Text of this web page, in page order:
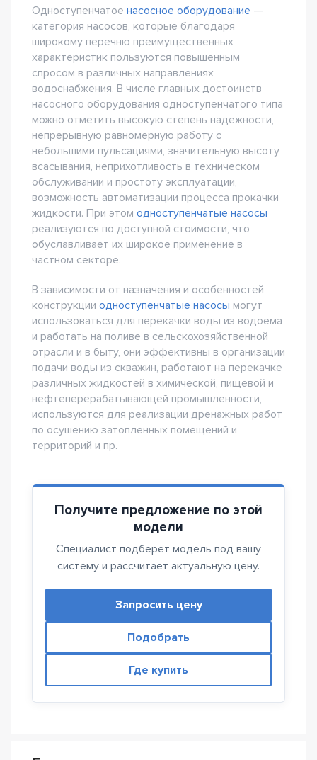
Одноступенчатое насосное оборудование —
категория насосов, которые благодаря
широкому перечню преимущественных
характеристик пользуются повышенным
спросом в различных направлениях
водоснабжения. В числе главных достоинств
насосного оборудования одноступенчатого типа
можно отметить высокую степень надежности,
непрерывную равномерную работу с
небольшими пульсациями, значительную высоту
всасывания, неприхотливость в техническом
обслуживании и простоту эксплуатации,
возможность автоматизации процесса прокачки
жидкости. При этом одноступенчатые насосы
реализуются по доступной стоимости, что
обуславливает их широкое применение в
частном секторе.
В зависимости от назначения и особенностей
конструкции одноступенчатые насосы могут
использоваться для перекачки воды из водоема
и работать на поливе в сельскохозяйственной
отрасли и в быту, они эффективны в организации
подачи воды из скважин, работают на перекачке
различных жидкостей в химической, пищевой и
нефтеперерабатывающей промышленности,
используются для реализации дренажных работ
по осушению затопленных помещений и
территорий и пр.
Получите предложение по этой
модели
Специалист подберёт модель под вашу
систему и рассчитает актуальную цену.
Запросить цену
Подобрать
Где купить